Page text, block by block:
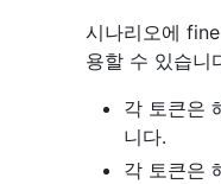
시나리오에
용할 수 있습니
각 토큰은
니다.
각 토큰은